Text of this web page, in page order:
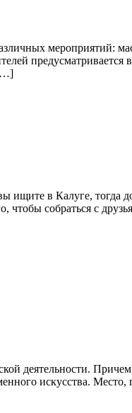
мероприятий:
предусматривается
ищите в Калуге, тогда
чтобы собраться с
деятельности.
искусства. Место,